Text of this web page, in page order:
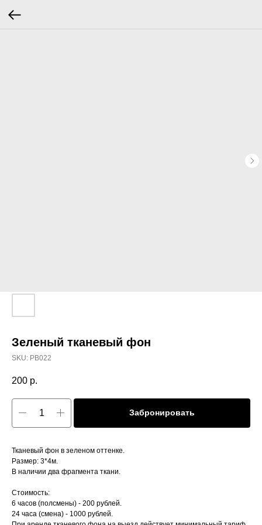
Зеленый тканевый фон
SKU: PB022
200 р.
Забронировать
Тканевый фон в зеленом оттенке.
Размер: 3*4м.
В наличии два фрагмента ткани.
Стоимость:
6 часов (полсмены) - 200 рублей.
24 часа (смена) - 1000 рублей.